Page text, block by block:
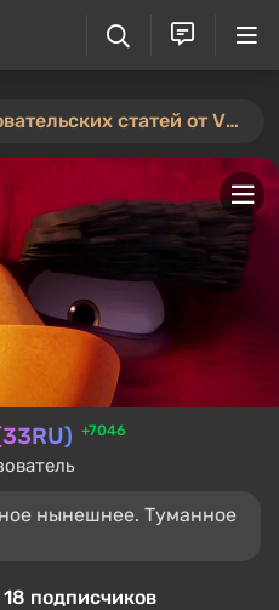
⚡️ Новый конкурс пользовательских статей от VGTimes — участвуйте тут ⚡️
+7046
нынешнее. Туманное
18 подписчиков